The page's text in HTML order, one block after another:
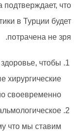
подтверждает, что
в Турции будет
потрачена не зря.
здоровье, чтобы
хирургические
своевременно.
что мы ставим